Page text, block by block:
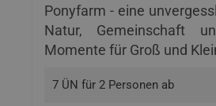
Ponyfarm - eine
Natur, Gemeinschaft
Momente für Groß und
7 ÜN für 2 Personen ab